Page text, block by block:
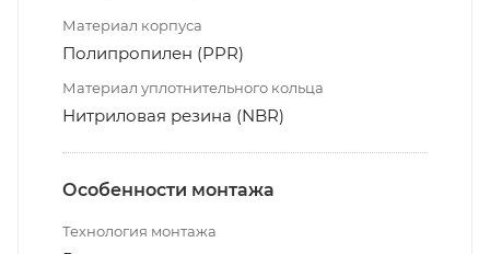
Материал корпуса
Полипропилен (PPR)
Материал уплотнительного кольца
Нитриловая резина (NBR)
Особенности монтажа
Технология монтажа